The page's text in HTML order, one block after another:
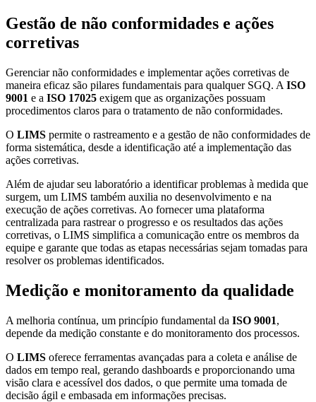
Gestão de não conformidades e ações
corretivas
Gerenciar não conformidades e implementar ações corretivas de
maneira eficaz são pilares fundamentais para qualquer SGQ. A ISO
9001 e a ISO 17025 exigem que as organizações possuam
procedimentos claros para o tratamento de não conformidades.
O LIMS permite o rastreamento e a gestão de não conformidades de
forma sistemática, desde a identificação até a implementação das
ações corretivas.
Além de ajudar seu laboratório a identificar problemas à medida que
surgem, um LIMS também auxilia no desenvolvimento e na
execução de ações corretivas. Ao fornecer uma plataforma
centralizada para rastrear o progresso e os resultados das ações
corretivas, o LIMS simplifica a comunicação entre os membros da
equipe e garante que todas as etapas necessárias sejam tomadas para
resolver os problemas identificados.
Medição e monitoramento da qualidade
A melhoria contínua, um princípio fundamental da ISO 9001,
depende da medição constante e do monitoramento dos processos.
O LIMS oferece ferramentas avançadas para a coleta e análise de
dados em tempo real, gerando dashboards e proporcionando uma
visão clara e acessível dos dados, o que permite uma tomada de
decisão ágil e embasada em informações precisas.